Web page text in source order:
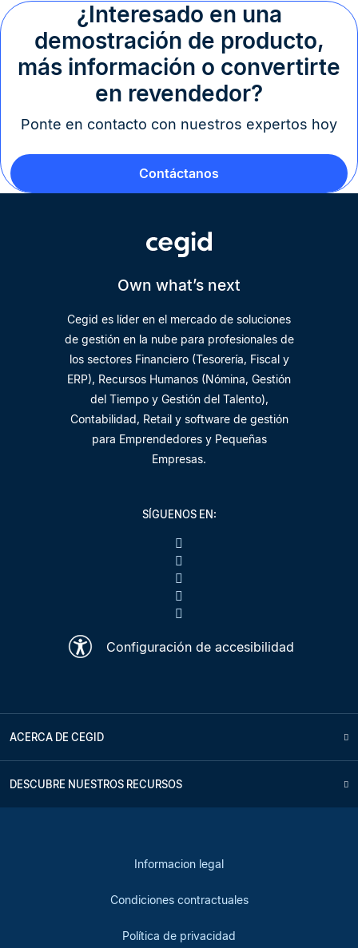
¿Interesado en una
demostración de producto,
más información o convertirte
en revendedor?
Ponte en contacto con nuestros expertos hoy
Contáctanos
Own what’s next
Cegid es líder en el mercado de soluciones
de gestión en la nube para profesionales de
los sectores Financiero (Tesorería, Fiscal y
ERP), Recursos Humanos (Nómina, Gestión
del Tiempo y Gestión del Talento),
Contabilidad, Retail y software de gestión
para Emprendedores y Pequeñas
Empresas.
SÍGUENOS EN:
Configuración de accesibilidad
ACERCA DE CEGID
DESCUBRE NUESTROS RECURSOS
Informacion legal
Condiciones contractuales
Política de privacidad